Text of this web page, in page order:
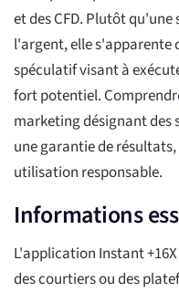
et des CFD. Plutôt
l'argent, elle s'apparente
spéculatif visant à
fort potentiel.
marketing désignant des
une garantie de
utilisation responsable.
Informations
L'application Instant
des courtiers ou des